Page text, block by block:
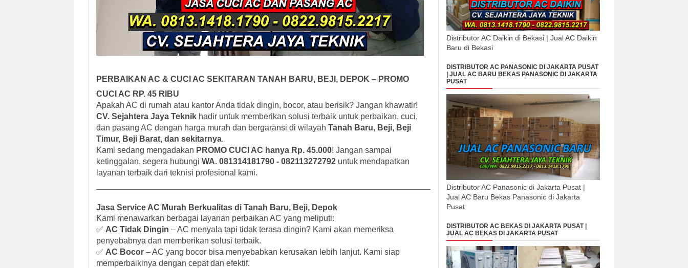
PERBAIKAN AC & CUCI AC SEKITARAN TANAH BARU, BEJI, DEPOK – PROMO
CUCI AC RP. 45 RIBU
Apakah AC di rumah atau kantor Anda tidak dingin, bocor, atau berisik? Jangan khawatir!
CV. Sejahtera Jaya Teknik hadir untuk memberikan solusi terbaik untuk perbaikan, cuci,
dan pasang AC dengan harga murah dan bergaransi di wilayah Tanah Baru, Beji, Beji
Timur, Beji Barat, dan sekitarnya.
Kami sedang mengadakan PROMO CUCI AC hanya Rp. 45.000! Jangan sampai
ketinggalan, segera hubungi WA. 081314181790 - 082113272792 untuk mendapatkan
layanan terbaik dari teknisi profesional kami.
Jasa Service AC Murah Berkualitas di Tanah Baru, Beji, Depok
Kami menawarkan berbagai layanan perbaikan AC yang meliputi:
✅ AC Tidak Dingin – AC menyala tapi tidak terasa dingin? Kami akan memeriksa
penyebabnya dan memberikan solusi terbaik.
✅ AC Bocor – AC yang bocor bisa menyebabkan kerusakan lebih lanjut. Kami siap
memperbaikinya dengan cepat dan efektif.
Distributor AC Daikin di Bekasi | Jual AC Daikin
Baru di Bekasi
DISTRIBUTOR AC PANASONIC DI JAKARTA PUSAT
| JUAL AC BARU BEKAS PANASONIC DI JAKARTA
PUSAT
Distributor AC Panasonic di Jakarta Pusat |
Jual AC Baru Bekas Panasonic di Jakarta
Pusat
DISTRIBUTOR AC BEKAS DI JAKARTA PUSAT |
JUAL AC BEKAS DI JAKARTA PUSAT